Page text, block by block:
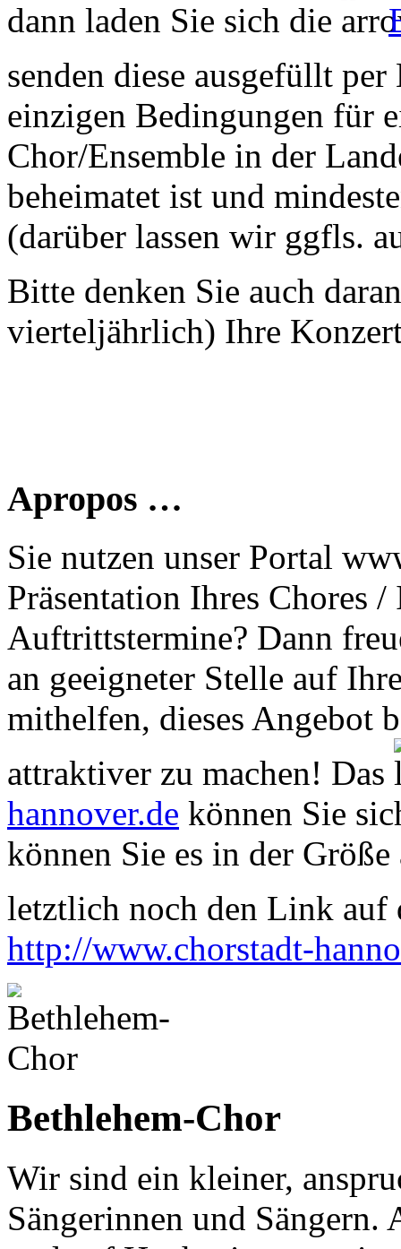
dann laden Sie sich die
senden diese ausgefüllt
einzigen Bedingungen für
Chor/Ensemble in der
beheimatet ist und
(darüber lassen wir ggfls.
Bitte denken Sie auch
vierteljährlich) Ihre
Apropos …
Sie nutzen unser Portal
Präsentation Ihres Chores
Auftrittstermine? Dann
an geeigneter Stelle auf
mithelfen, dieses Angebot
attraktiver zu machen! Das
hannover.de können Sie
können Sie es in der
letztlich noch den Link auf
http://www.chorstadt-
Bethlehem-Chor
Wir sind ein kleiner,
Sängerinnen und